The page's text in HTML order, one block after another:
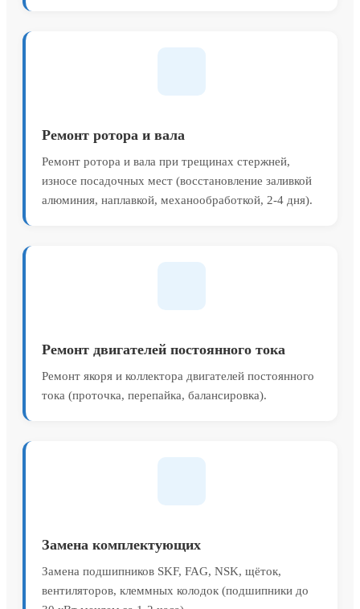
Ремонт ротора и вала
Ремонт ротора и вала при трещинах стержней,
износе посадочных мест (восстановление заливкой
алюминия, наплавкой, механообработкой, 2-4 дня).
Ремонт двигателей постоянного тока
Ремонт якоря и коллектора двигателей постоянного
тока (проточка, перепайка, балансировка).
Замена комплектующих
Замена подшипников SKF, FAG, NSK, щёток,
вентиляторов, клеммных колодок (подшипники до